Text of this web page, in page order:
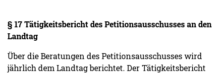
§ 17 Tätigkeitsbericht des Petitionsausschusses an den
Landtag
Über die Beratungen des Petitionsausschusses wird
jährlich dem Landtag berichtet. Der Tätigkeitsbericht